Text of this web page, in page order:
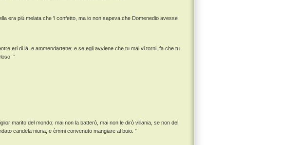
era piú melata che 'l confetto, ma io non sapeva che Domenedio avesse
eri di là, e ammendartene; e se egli avviene che tu mai vi torni, fa che tu
”
marito del mondo; mai non la batterò, mai non le dirò villania, se non del
candela niuna, e èmmi convenuto mangiare al buio. ”